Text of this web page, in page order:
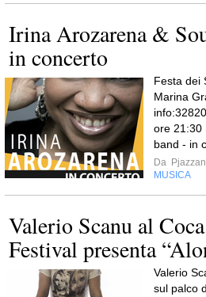
Irina Arozarena &
in concerto
Festa dei
Marina
ore 21:30
band - in
Da
MUSICA
Valerio Scanu al
Festival presenta
Valerio
sul palco